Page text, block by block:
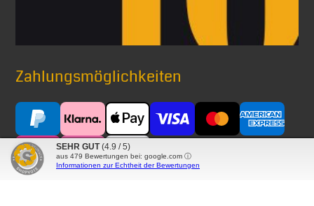
Zahlungsmöglichkeiten
Versand mit
SEHR GUT (4.9 / 5)
aus 479 Bewertungen bei: google.com ⓘ
Informationen zur Echtheit der Bewertungen